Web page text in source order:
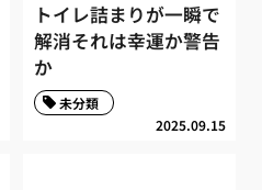
トイレ詰まりが一瞬で
解消それは幸運か警告
か
2025.09.15
未分類